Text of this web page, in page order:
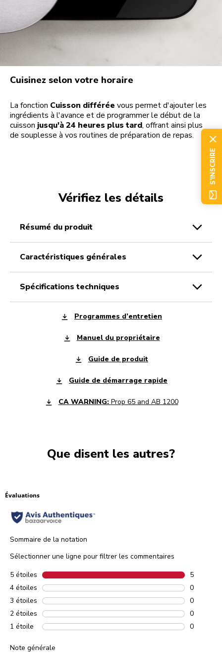
Cuisinez selon votre horaire
La fonction Cuisson différée vous permet d'ajouter les
ingrédients à l'avance et de programmer le début de la
cuisson jusqu'à 24 heures plus tard, offrant ainsi plus
de souplesse à vos routines de préparation de repas.
Vérifiez les détails
résumé du produit
caractéristiques générales
spécifications techniques
Programmes d’entretien
Manuel du propriétaire
Guide de produit
Guide de démarrage rapide
CA WARNING: Prop 65 and AB 1200
Que disent les autres?
Évaluations
Sommaire de la notation
Sélectionner une ligne pour filtrer les commentaires
5 étoiles étoiles
5
5
4 étoiles étoiles
0
0
3 étoiles étoiles
0
0
2 étoiles étoiles
0
0
1 étoile étoiles
0
Note générale
S'INSCRIRE